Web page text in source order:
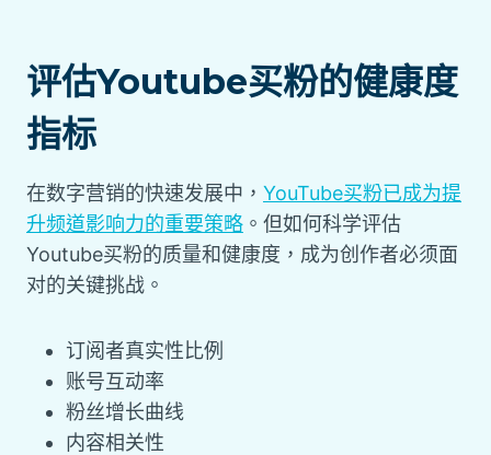
评估Youtube买粉的健康度
指标
在数字营销的快速发展中， YouTube买粉已成为提
升频道影响力的重要策略 。但如何科学评估
Youtube买粉的质量和健康度，成为创作者必须面
对的关键挑战。
订阅者真实性比例
账号互动率
粉丝增长曲线
内容相关性